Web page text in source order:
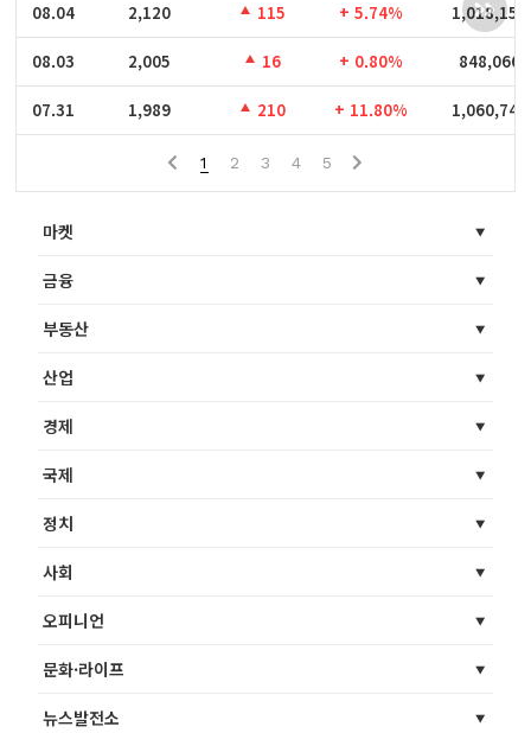
08.04
08.03
07.31
08.04 2,120 115 + 5.74% 1,018,157
08.03 2,005 16 + 0.80% 848,066
07.31 1,989 210 + 11.80% 1,060,742
1 2 3 4 5
마켓
금융
부동산
산업
경제
국제
정치
사회
오피니언
문화·라이프
뉴스발전소